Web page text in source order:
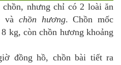
nhưng chỉ có 2 loài ăn
và chồn hương. Chồn mốc
kg, còn chồn hương khoảng
đồng hồ, chồn bài tiết ra